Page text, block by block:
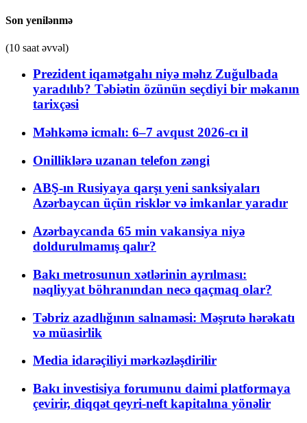
Son yenilənmə
(10 saat əvvəl)
Prezident iqamətgahı niyə məhz Zuğulbada
yaradılıb? Təbiətin özünün seçdiyi bir məkanın
tarixçəsi
Məhkəmə icmalı: 6–7 avqust 2026-cı il
Onilliklərə uzanan telefon zəngi
ABŞ-ın Rusiyaya qarşı yeni sanksiyaları
Azərbaycan üçün risklər və imkanlar yaradır
Azərbaycanda 65 min vakansiya niyə
doldurulmamış qalır?
Bakı metrosunun xətlərinin ayrılması:
nəqliyyat böhranından necə qaçmaq olar?
Təbriz azadlığının salnaməsi: Məşrutə hərəkatı
və müasirlik
Media idarəçiliyi mərkəzləşdirilir
Bakı investisiya forumunu daimi platformaya
çevirir, diqqət qeyri-neft kapitalına yönəlir